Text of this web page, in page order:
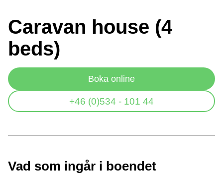
Caravan house (4
beds)
Boka online
+46 (0)534 - 101 44
Vad som ingår i boendet